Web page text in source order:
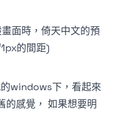
面時，倚天中文的預
的間距)
windows下，看起來
的感覺， 如果想要明